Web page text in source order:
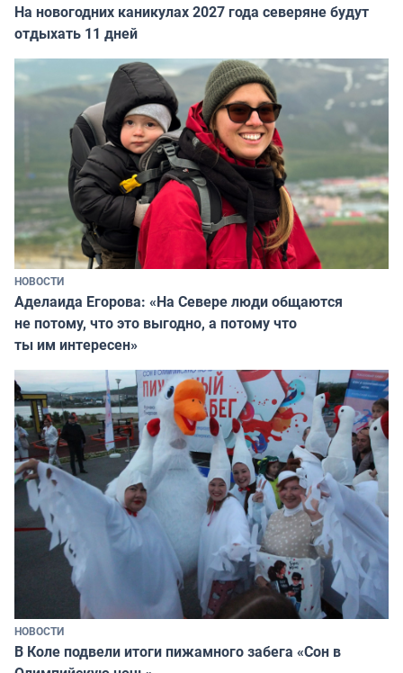
На новогодних каникулах 2027 года северяне будут
отдыхать 11 дней
НОВОСТИ
Аделаида Егорова: «На Севере люди общаются
не потому, что это выгодно, а потому что
ты им интересен»
НОВОСТИ
В Коле подвели итоги пижамного забега «Сон в